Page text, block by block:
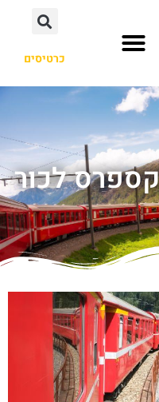
כרטיסים
לכור